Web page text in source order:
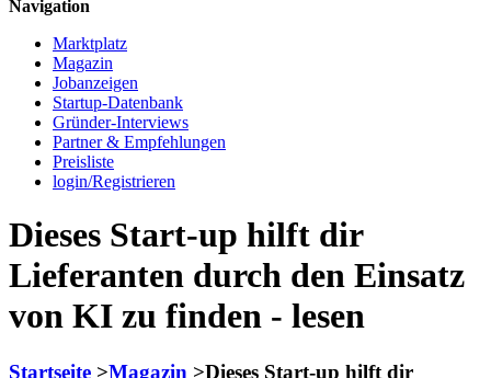
Navigation
Marktplatz
Magazin
Jobanzeigen
Startup-Datenbank
Gründer-Interviews
Partner & Empfehlungen
Preisliste
login/Registrieren
Dieses Start-up hilft dir
Lieferanten durch den Einsatz
von KI zu finden - lesen
Startseite >Magazin >Dieses Start-up hilft dir